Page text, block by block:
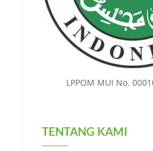
LPPOM MUI No.
TENTANG KAMI